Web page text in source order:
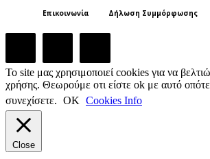
Επικοινωνία Δήλωση Συμμόρφωσης
Το site μας χρησιμοποιεί cookies για να
χρήσης. Θεωρούμε οτι είστε ok με αυτό
συνεχίσετε. ΟΚ Cookies Info
Close